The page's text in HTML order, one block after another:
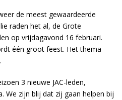
de meest gewaardeerde
raden het al, de Grote
op vrijdagavond 16 februari.
één groot feest. Het thema
3 nieuwe JAC-leden,
We zijn blij dat zij gaan helpen bij